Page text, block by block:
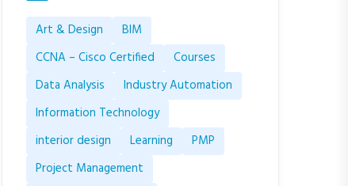
Art & Design
BIM
CCNA – Cisco Certified
Courses
Data Analysis
Industry Automation
Information Technology
interior design
Learning
PMP
Project Management